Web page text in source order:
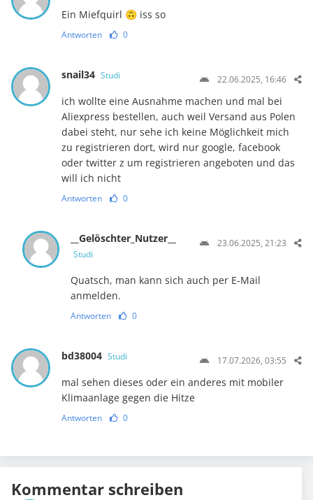
Ein Miefquirl 🙃 iss so
Antworten 0
snail34 Studi 22.06.2025, 16:46
ich wollte eine Ausnahme machen und mal bei
Aliexpress bestellen, auch weil Versand aus Polen
dabei steht, nur sehe ich keine Möglichkeit mich
zu registrieren dort, wird nur google, facebook
oder twitter z um registrieren angeboten und das
will ich nicht
Antworten 0
__Gelöschter_Nutzer__
Studi
23.06.2025, 21:23
Quatsch, man kann sich auch per E-Mail
anmelden.
Antworten 0
bd38004 Studi 17.07.2026, 03:55
mal sehen dieses oder ein anderes mit mobiler
Klimaanlage gegen die Hitze
Antworten 0
Kommentar schreiben